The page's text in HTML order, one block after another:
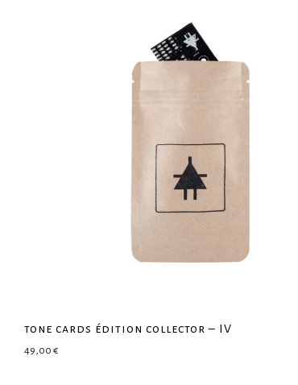
tone cards édition collector – IV
49,00 €